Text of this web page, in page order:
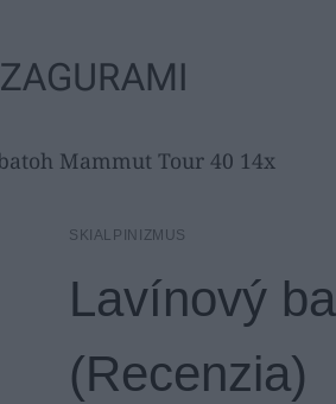
ZAGURAMI
SKIALPINIZMUS
Lavínový
(Recenzia)